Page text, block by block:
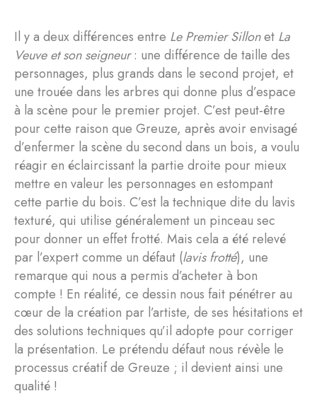
Il y a deux différences entre Le Premier Sillonet La
Veuve et son seigneur: une différence de taille des
personnages, plus grands dans le second projet, et
une trouée dans les arbres qui donne plus d’espace
à la scène pour le premier projet. C’est peut-être
pour cette raison que Greuze, après avoir envisagé
d’enfermer la scène du second dans un bois, a voulu
réagir en éclaircissant la partie droite pour mieux
mettre en valeur les personnages en estompant
cette partie du bois. C’est la technique dite du lavis
texturé, qui utilise généralement un pinceau sec
pour donner un effet frotté. Mais cela a été relevé
par l’expert comme un défaut (lavis frotté), une
remarque qui nous a permis d’acheter à bon
compte ! En réalité, ce dessin nous fait pénétrer au
cœur de la création par l’artiste, de ses hésitations et
des solutions techniques qu’il adopte pour corriger
la présentation. Le prétendu défaut nous révèle le
processus créatif de Greuze ; il devient ainsi une
qualité !